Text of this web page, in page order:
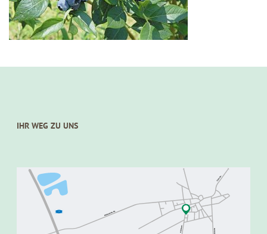
IHR WEG ZU UNS